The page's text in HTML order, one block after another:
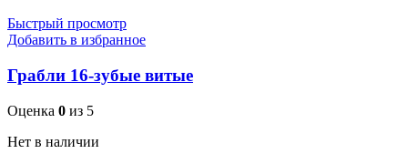
Быстрый просмотр
Добавить в избранное
Грабли 16-зубые витые
Оценка 0 из 5
Нет в наличии